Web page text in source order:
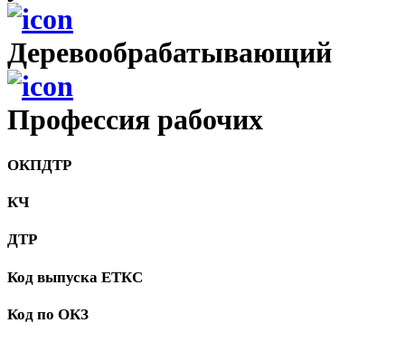
Деревообрабатывающий
Профессия рабочих
ОКПДТР
КЧ
ДТР
Код выпуска ЕТКС
Код по ОКЗ